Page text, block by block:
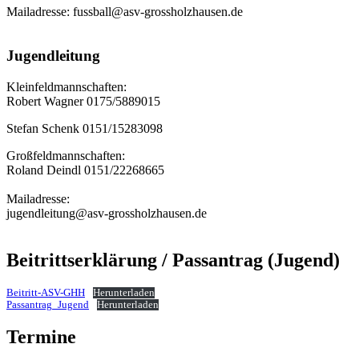
Mailadresse: fussball@asv-grossholzhausen.de
Jugendleitung
Kleinfeldmannschaften:
Robert Wagner 0175/5889015
Stefan Schenk 0151/15283098
Großfeldmannschaften:
Roland Deindl 0151/22268665
Mailadresse:
jugendleitung@asv-grossholzhausen.de
Beitrittserklärung / Passantrag (Jugend)
Beitritt-ASV-GHH
Herunterladen
Passantrag_Jugend
Herunterladen
Termine